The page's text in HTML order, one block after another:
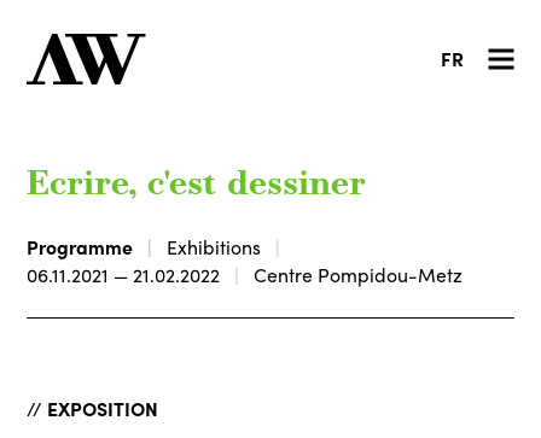
FR
Ecrire, c'est dessiner
Programme
Exhibitions
06.11.2021 — 21.02.2022
Centre Pompidou-Metz
// EXPOSITION